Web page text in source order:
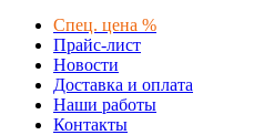
Спец. цена %
Прайс-лист
Новости
Доставка и оплата
Наши работы
Контакты